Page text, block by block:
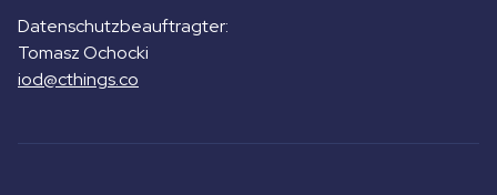
Datenschutzbeauftragter:
Tomasz Ochocki
iod@cthings.co